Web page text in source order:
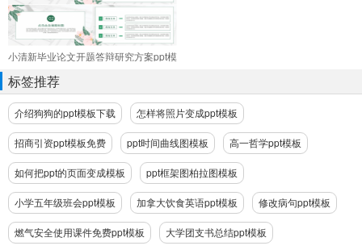
小清新毕业论文开题答辩研究方案ppt模
标签推荐
介绍狗狗的ppt模板下载 怎样将照片变成ppt模板
招商引资ppt模板免费 ppt时间曲线图模板 高一哲学ppt模板
如何把ppt的页面变成模板 ppt框架图柏拉图模板
小学五年级班会ppt模板 加拿大饮食英语ppt模板 修改病句ppt模板
燃气安全使用课件免费ppt模板 大学团支书总结ppt模板